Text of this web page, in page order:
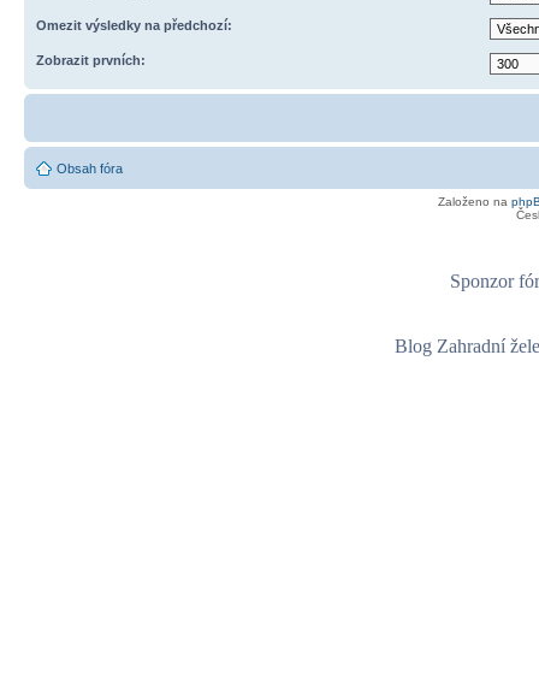
Omezit výsledky na předchozí:
Zobrazit prvních:
Obsah fóra
Založeno na
Sponzor
Blog Zahradní